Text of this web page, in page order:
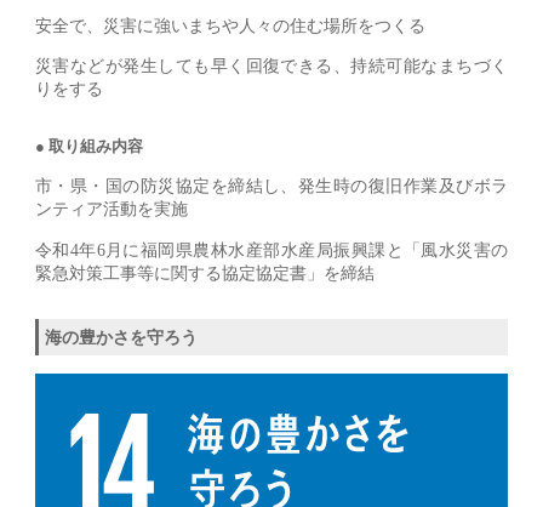
安全で、災害に強いまちや人々の住む場所をつくる
災害などが発生しても早く回復できる、持続可能なまちづく
りをする
取り組み内容
市・県・国の防災協定を締結し、発生時の復旧作業及びボラ
ンティア活動を実施
令和4年6月に福岡県農林水産部水産局振興課と「風水災害の
緊急対策工事等に関する協定協定書」を締結
海の豊かさを守ろう